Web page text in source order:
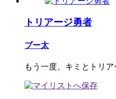
トリアージ勇者
ブー太
もう一度、キミとトリ